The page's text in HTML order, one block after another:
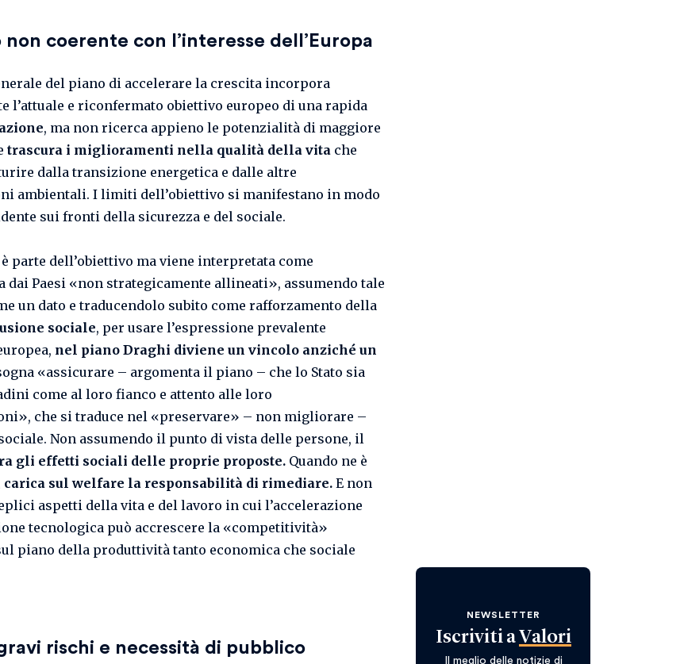
coerente con l’interesse dell’Europa
del piano di accelerare la crescita incorpora
l’attuale e riconfermato obiettivo europeo di una rapida
, ma non ricerca appieno le potenzialità di maggiore
trascura i miglioramenti nella qualità della vita che
dalla transizione energetica e dalle altre
ambientali. I limiti dell’obiettivo si manifestano in modo
sui fronti della sicurezza e del sociale.
è parte dell’obiettivo ma viene interpretata come
dai Paesi «non strategicamente allineati», assumendo tale
un dato e traducendolo subito come rafforzamento della
sociale, per usare l’espressione prevalente
nel piano Draghi diviene un vincolo anziché un
«assicurare – argomenta il piano – che lo Stato sia
come al loro fianco e attento alle loro
che si traduce nel «preservare» – non migliorare –
Non assumendo il punto di vista delle persone, il
gli effetti sociali delle proprie proposte. Quando ne è
carica sul welfare la responsabilità di rimediare. E non
aspetti della vita e del lavoro in cui l’accelerazione
tecnologica può accrescere la «competitività»
piano della produttività tanto economica che sociale
NEWSLETTER
Iscriviti a Valori
Il meglio delle notizie di
rischi e necessità di pubblico